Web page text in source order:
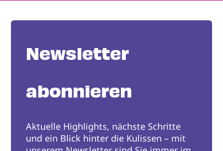
Newsletter
abonnieren
Aktuelle Highlights, nächste Schritte
und ein Blick hinter die Kulissen – mit